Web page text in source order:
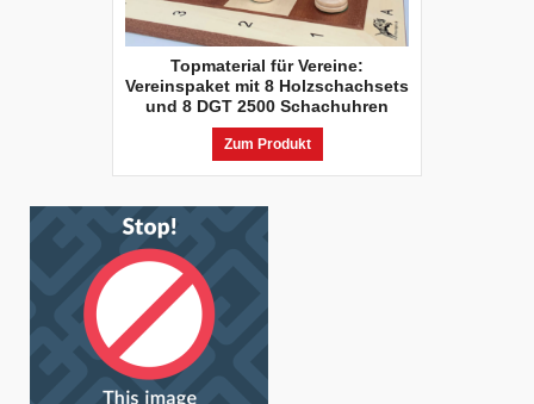
Topmaterial für Vereine:
Vereinspaket mit 8 Holzschachsets
und 8 DGT 2500 Schachuhren
Zum Produkt